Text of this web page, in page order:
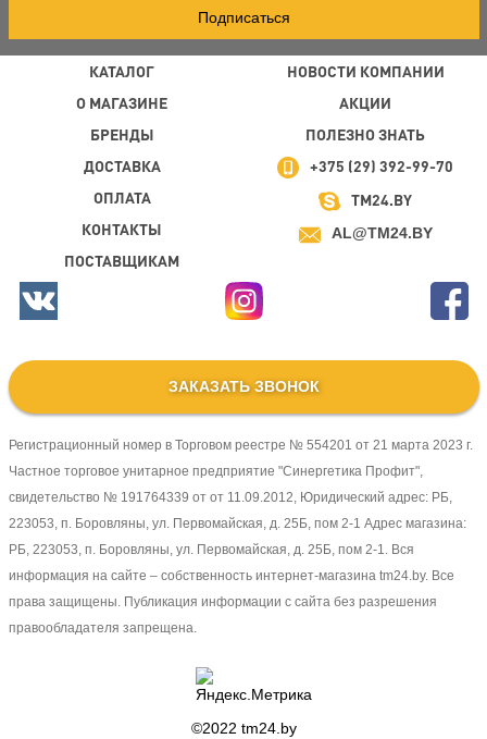
Подписаться
КАТАЛОГ
О МАГАЗИНЕ
БРЕНДЫ
НОВОСТИ КОМПАНИИ
АКЦИИ
ПОЛЕЗНО ЗНАТЬ
ДОСТАВКА
ОПЛАТА
КОНТАКТЫ
ПОСТАВЩИКАМ
+375 (29) 392-99-70
TM24.BY
AL@TM24.BY
ЗАКАЗАТЬ ЗВОНОК
Регистрационный номер в Торговом реестре № 554201 от 21 марта 2023 г.
Частное торговое унитарное предприятие "Синергетика Профит",
свидетельство № 191764339 от от 11.09.2012, Юридический адрес: РБ,
223053, п. Боровляны, ул. Первомайская, д. 25Б, пом 2-1 Адрес магазина:
РБ, 223053, п. Боровляны, ул. Первомайская, д. 25Б, пом 2-1. Вся
информация на сайте – собственность интернет-магазина tm24.by. Все
права защищены. Публикация информации с сайта без разрешения
правообладателя запрещена.
©2022 tm24.by